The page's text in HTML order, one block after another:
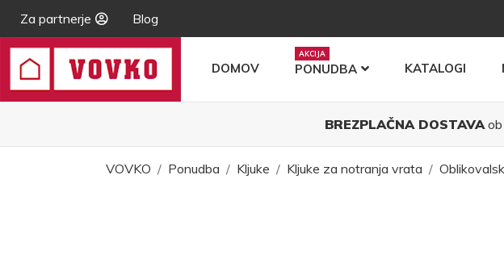
Za partnerje Blog
DOMOV PONUDBA KATALOGI
BREZPLAČNA DOSTAVAob
VOVKO Ponudba Kljuke Kljuke za notranja vrata